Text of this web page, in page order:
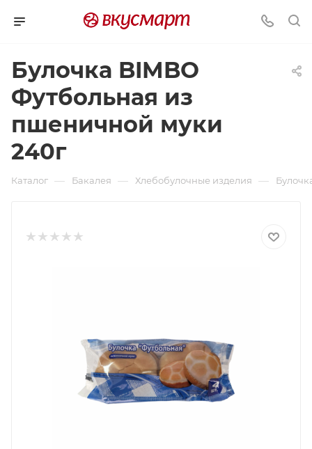
Булочка BIMBO
Футбольная из
пшеничной муки
240г
Каталог — Бакалея — Хлебобулочные изделия —